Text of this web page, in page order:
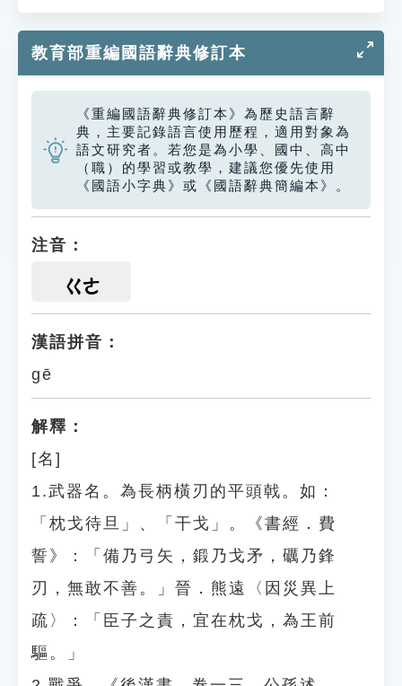
教育部重編國語辭典修訂本
《重編國語辭典修訂本》為歷史語言辭
典，主要記錄語言使用歷程，適用對象為
語文研究者。若您是為小學、國中、高中
（職）的學習或教學，建議您優先使用
《國語小字典》或《國語辭典簡編本》。
注音：
ㄍㄜ
漢語拼音：
gē
解釋：
[名]
1.武器名。為長柄橫刃的平頭戟。如：
「枕戈待旦」、「干戈」。《書經．費
誓》：「備乃弓矢，鍛乃戈矛，礪乃鋒
刃，無敢不善。」晉．熊遠〈因災異上
疏〉：「臣子之責，宜在枕戈，為王前
驅。」